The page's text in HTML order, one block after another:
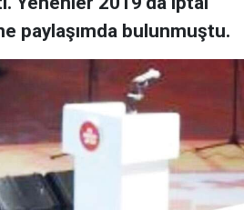
paylaşımda bulunmuştu.